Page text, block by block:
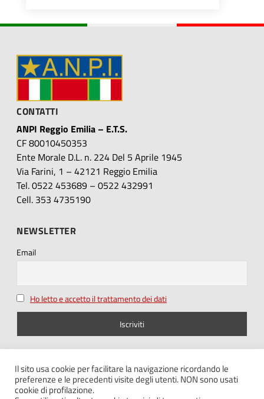
CONTATTI
ANPI Reggio Emilia – E.T.S.
CF 80010450353
Ente Morale D.L. n. 224 Del 5 Aprile 1945
Via Farini, 1 – 42121 Reggio Emilia
Tel. 0522 453689 – 0522 432991
Cell. 353 4735190
NEWSLETTER
Email
Ho letto e accetto il trattamento dei dati
SEGUICI SU
Il sito usa cookie per facilitare la navigazione ricordando le
preferenze e le precedenti visite degli utenti. NON sono usati
cookie di profilazione.